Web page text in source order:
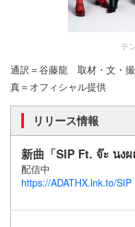
テ
通訳＝谷藤龍 取材・文・
真＝オフィシャル提供
リリース情報
新曲「SIP Ft. จ๊ะ นงผ
配信中
https://ADATHX.lnk.to/SIP